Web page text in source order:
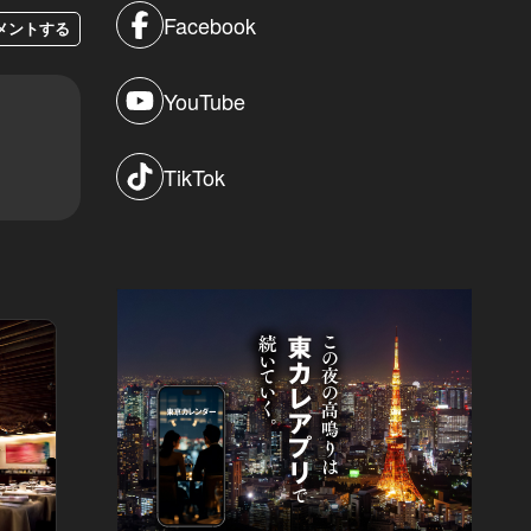
ントする Facebook
YouTube
TikTok